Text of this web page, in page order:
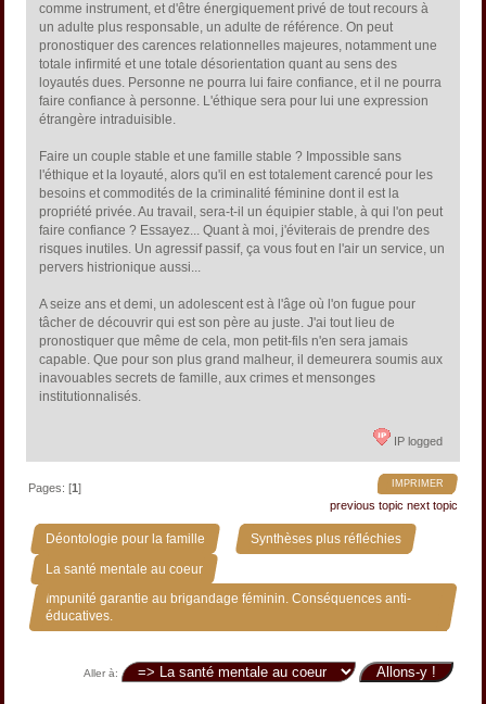
comme instrument, et d'être énergiquement privé de tout recours à
un adulte plus responsable, un adulte de référence. On peut
pronostiquer des carences relationnelles majeures, notamment une
totale infirmité et une totale désorientation quant au sens des
loyautés dues. Personne ne pourra lui faire confiance, et il ne pourra
faire confiance à personne. L'éthique sera pour lui une expression
étrangère intraduisible.
Faire un couple stable et une famille stable ? Impossible sans
l'éthique et la loyauté, alors qu'il en est totalement carencé pour les
besoins et commodités de la criminalité féminine dont il est la
propriété privée. Au travail, sera-t-il un équipier stable, à qui l'on peut
faire confiance ? Essayez... Quant à moi, j'éviterais de prendre des
risques inutiles. Un agressif passif, ça vous fout en l'air un service, un
pervers histrionique aussi...
A seize ans et demi, un adolescent est à l'âge où l'on fugue pour
tâcher de découvrir qui est son père au juste. J'ai tout lieu de
pronostiquer que même de cela, mon petit-fils n'en sera jamais
capable. Que pour son plus grand malheur, il demeurera soumis aux
inavouables secrets de famille, aux crimes et mensonges
institutionnalisés.
IP logged
IMPRIMER
Pages: [1]
previous topic next topic
Déontologie pour la famille » Synthèses plus réfléchies »
La santé mentale au coeur »
Impunité garantie au brigandage féminin. Conséquences anti-
éducatives.
Aller à: